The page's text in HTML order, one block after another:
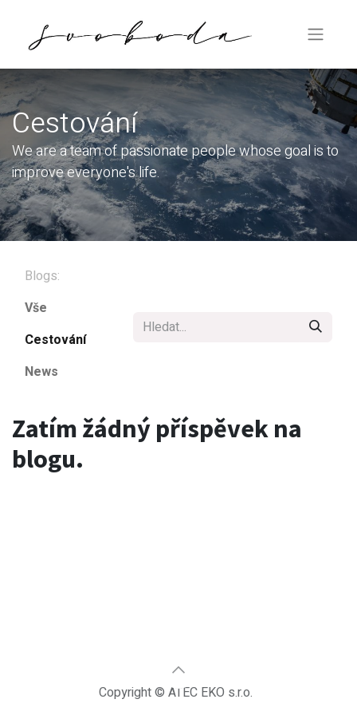
Cestování
We are a team of passionate people whose goal is to
improve everyone's life.
Blogs:
Vše
Cestování
News
Zatím žádný příspěvek na
blogu.
Copyright © ATEC EKO s.r.o.